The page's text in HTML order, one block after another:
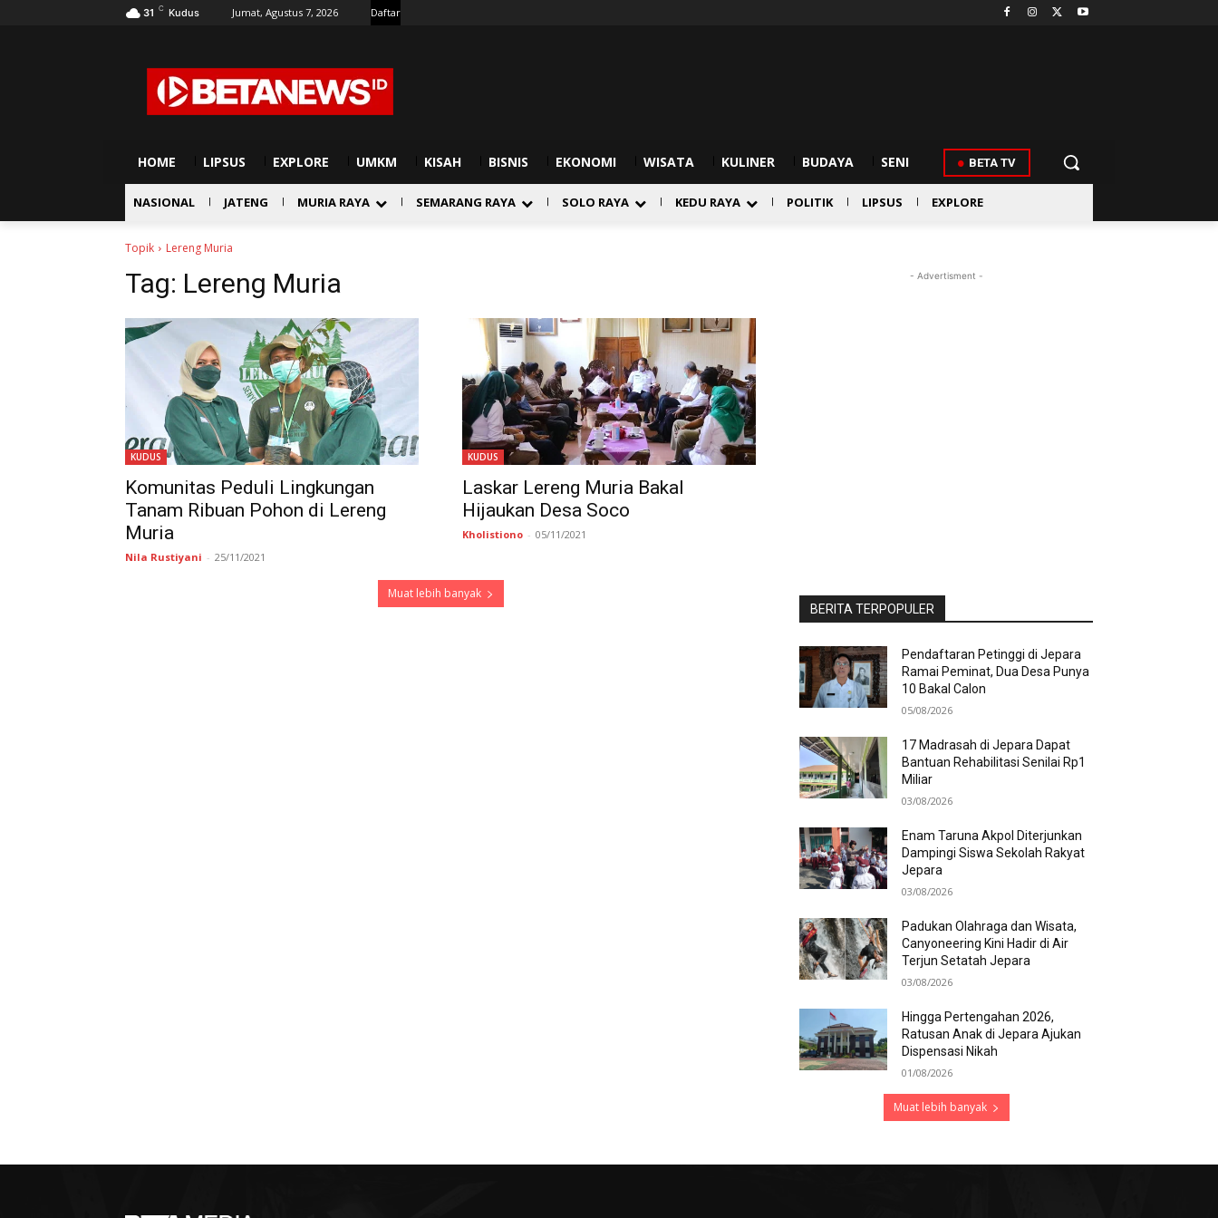
31 C Kudus Jumat, Agustus 7, 2026 Daftar
HOME LIPSUS EXPLORE UMKM KISAH BISNIS EKONOMI WISATA KULINER BUDAYA SENI BETA TV
NASIONAL JATENG MURIA RAYA SEMARANG RAYA SOLO RAYA KEDU RAYA POLITIK LIPSUS EXPLORE
Topik Lereng Muria
Tag: Lereng Muria
KUDUS
Komunitas Peduli Lingkungan
Tanam Ribuan Pohon di Lereng
Muria
Nila Rustiyani - 25/11/2021
KUDUS
Laskar Lereng Muria Bakal
Hijaukan Desa Soco
Kholistiono - 05/11/2021
Muat lebih banyak
- Advertisment -
BERITA TERPOPULER
Pendaftaran Petinggi di Jepara
Ramai Peminat, Dua Desa Punya
10 Bakal Calon
05/08/2026
17 Madrasah di Jepara Dapat
Bantuan Rehabilitasi Senilai Rp1
Miliar
03/08/2026
Enam Taruna Akpol Diterjunkan
Dampingi Siswa Sekolah Rakyat
Jepara
03/08/2026
Padukan Olahraga dan Wisata,
Canyoneering Kini Hadir di Air
Terjun Setatah Jepara
03/08/2026
Hingga Pertengahan 2026,
Ratusan Anak di Jepara Ajukan
Dispensasi Nikah
01/08/2026
Muat lebih banyak